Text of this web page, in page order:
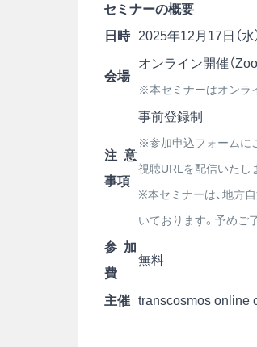
セミナーの概要
日時
2025年12月17日（
会場
オンライン開催（
※本セミナーはオンラ
注意
事項
事前登録制
※参加申込フォームに
視聴URLを配信いたし
※本セミナーは、地方
いております。予めご
参加
費
無料
主催 transcosmos online